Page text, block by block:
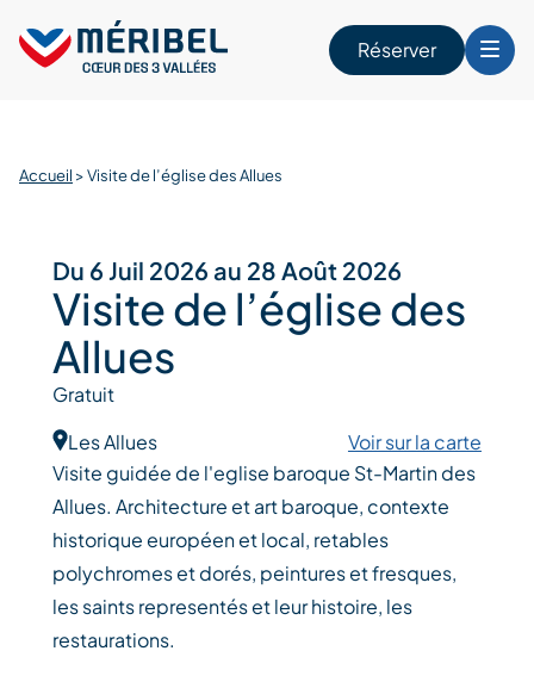
content
Réserver
Accueil >Visite de l’église des Allues
Du 6 Juil 2026 au 28 Août 2026
Visite de l’église des
Allues
Gratuit
Les Allues
Voir sur la carte
Visite guidée de l'eglise baroque St-Martin des
Allues. Architecture et art baroque, contexte
historique européen et local, retables
polychromes et dorés, peintures et fresques,
les saints representés et leur histoire, les
restaurations.